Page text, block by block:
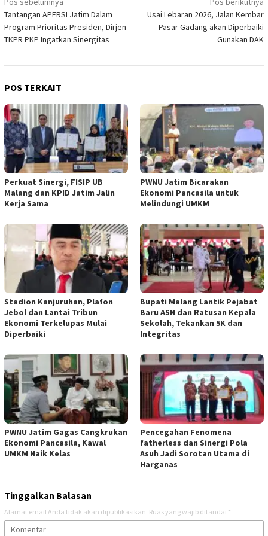
Navigasi
pos
Tantangan APERSI Jatim Dalam
Program Prioritas Presiden, Dirjen
TKPR PKP Ingatkan Sinergitas
Usai Lebaran 2026, Jalan Kembar
Pasar Gadang akan Diperbaiki
Gunakan DAK
POS TERKAIT
Perkuat Sinergi, FISIP UB
Malang dan KPID Jatim Jalin
Kerja Sama
PWNU Jatim Bicarakan
Ekonomi Pancasila untuk
Melindungi UMKM
Stadion Kanjuruhan, Plafon
Jebol dan Lantai Tribun
Ekonomi Terkelupas Mulai
Diperbaiki
Bupati Malang Lantik Pejabat
Baru ASN dan Ratusan Kepala
Sekolah, Tekankan 5K dan
Integritas
PWNU Jatim Gagas Cangkrukan
Ekonomi Pancasila, Kawal
UMKM Naik Kelas
Pencegahan Fenomena
fatherless dan Sinergi Pola
Asuh Jadi Sorotan Utama di
Harganas
Tinggalkan Balasan
Alamat email Anda tidak akan dipublikasikan. Ruas yang wajib ditandai *